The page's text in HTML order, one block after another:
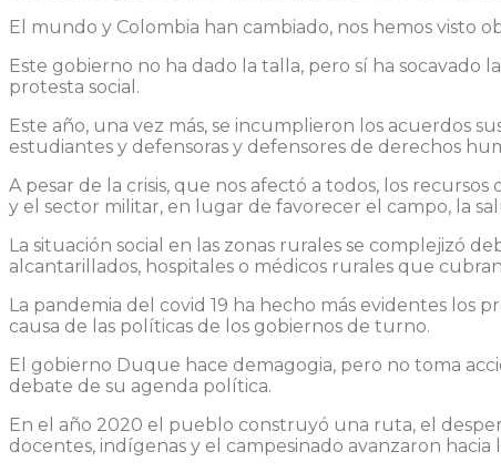
El mundo y Colombia han cambiado, nos hemos visto
Este gobierno no ha dado la talla, pero sí ha socavado
protesta social.
Este año, una vez más, se incumplieron los acuerdos
estudiantes y defensoras y defensores de derechos
A pesar de la crisis, que nos afectó a todos, los
y el sector militar, en lugar de favorecer el campo, la
La situación social en las zonas rurales se complejizó
alcantarillados, hospitales o médicos rurales que
La pandemia del covid 19 ha hecho más evidentes los
causa de las políticas de los gobiernos de turno.
El gobierno Duque hace demagogia, pero no toma
debate de su agenda política.
En el año 2020 el pueblo construyó una ruta, el
docentes, indígenas y el campesinado avanzaron